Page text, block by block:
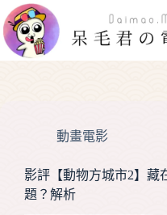
跳
至
主
動畫電影
影評【動物方城市2】藏
題？解析